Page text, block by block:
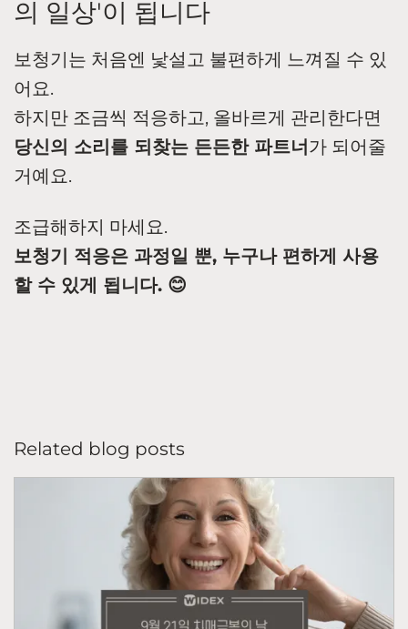
의 일상'이 됩니다
보청기는 처음엔 낯설고 불편하게 느껴질 수 있
어요.
하지만 조금씩 적응하고, 올바르게 관리한다면
당신의 소리를 되찾는 든든한 파트너가 되어줄
거예요.
조급해하지 마세요.
보청기 적응은 과정일 뿐, 누구나 편하게 사용
할 수 있게 됩니다. 😊
Related blog posts